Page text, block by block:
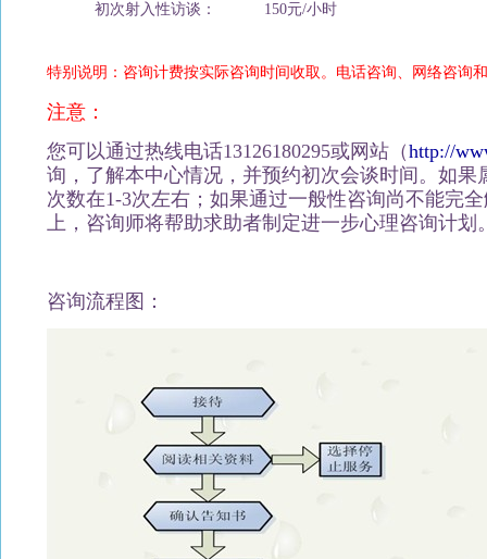
初次射入性访谈： 150元/小时
特别说明：咨询计费按实际咨询时间收取。电话咨询、网络咨询
注意：
您可以通过热线电话13126180295或网站（http://
询，了解本中心情况，并预约初次会谈时间。如
次数在1-3次左右；如果通过一般性咨询尚不能完
上，咨询师将帮助求助者制定进一步心理咨询计划
咨询流程图：